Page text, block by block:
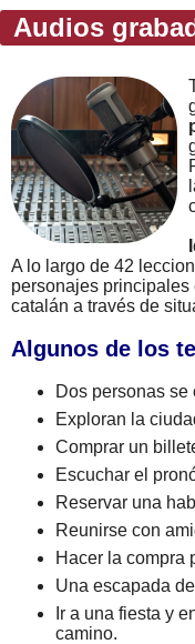
Audios
A lo largo de 42
personajes
catalán a través de
Algunos de los
Dos personas
Exploran la
Comprar un
Escuchar el
Reservar una
Reunirse con
Hacer la compra
Una escapada
Ir a una fiesta y
camino.